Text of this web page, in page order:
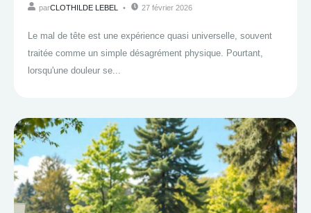
parCLOTHILDE LEBEL 27 février 2026
Le mal de tête est une expérience quasi universelle, souvent
traitée comme un simple désagrément physique. Pourtant,
lorsqu'une douleur se...